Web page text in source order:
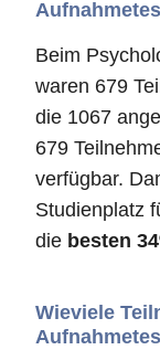
Beim
waren 679
die 1067
679
verfügbar.
Studienplatz
die besten
Wieviele